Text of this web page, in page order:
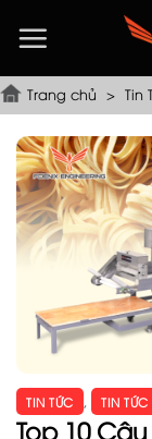
đến
dungTrang chủ > Tin
TIN TỨC , TIN
Top 10